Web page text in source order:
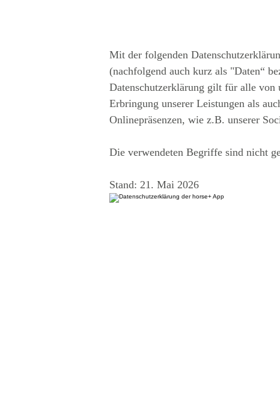
Mit der folgenden
(nachfolgend auch kurz als "Daten“
Datenschutzerklärung gilt für alle von
Erbringung unserer Leistungen als
Onlinepräsenzen, wie z.B. unserer
Die verwendeten Begriffe sind nicht
Stand: 21. Mai 2026